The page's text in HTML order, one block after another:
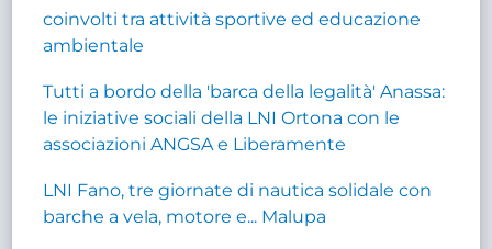
coinvolti tra attività sportive ed educazione
ambientale
Tutti a bordo della 'barca della legalità' Anassa:
le iniziative sociali della LNI Ortona con le
associazioni ANGSA e Liberamente
LNI Fano, tre giornate di nautica solidale con
barche a vela, motore e... Malupa